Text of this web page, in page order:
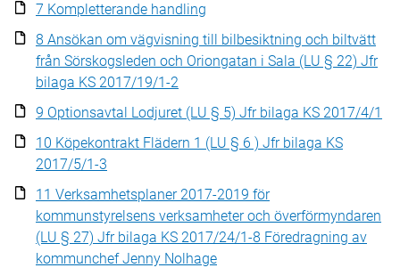
7 Kompletterande handling
8 Ansökan om vägvisning till bilbesiktning och biltvätt
från Sörskogsleden och Oriongatan i Sala (LU § 22) Jfr
bilaga KS 2017/19/1-2
9 Optionsavtal Lodjuret (LU § 5) Jfr bilaga KS 2017/4/1
10 Köpekontrakt Flädern 1 (LU § 6 ) Jfr bilaga KS
2017/5/1-3
11 Verksamhetsplaner 2017-2019 för
kommunstyrelsens verksamheter och överförmyndaren
(LU § 27) Jfr bilaga KS 2017/24/1-8 Föredragning av
kommunchef Jenny Nolhage